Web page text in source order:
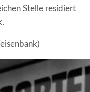
Stelle residiert